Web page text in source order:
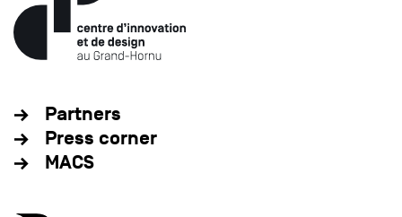
Partners
Press corner
MACS